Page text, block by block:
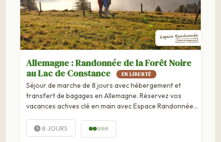
Allemagne : Randonnée de la Forêt Noire
au Lac de Constance
EN LIBERTÉ
Séjour de marche de 8 jours avec hébergement et
transfert de bagages en Allemagne. Réservez vos
vacances actives clé en main avec Espace Randonnée.
total : env. 120 km Distance moyenne/jour : 20 km
Niveau de difficulté : modéré...
8 JOURS